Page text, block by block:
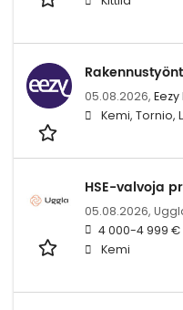
05.08.2026,
Kemi, Tornio,
HSE-valvoja
05.08.2026,
4 000-4 999 €
Kemi